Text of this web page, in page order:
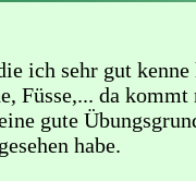
ich sehr gut
Füsse,... da
gute
habe.